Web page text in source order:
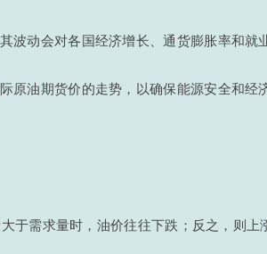
波动会对各国经济增长、通货膨胀率和就
原油期货价的走势，以确保能源安全和经
需求量时，油价往往下跌；反之，则上